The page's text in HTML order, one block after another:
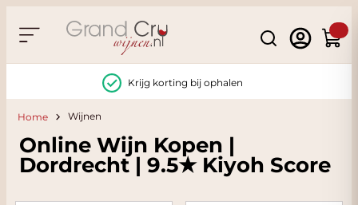
Search
Krijg korting bij ophalen
Home Wijnen
Online Wijn Kopen |
Dordrecht | 9.5★ Kiyoh Score